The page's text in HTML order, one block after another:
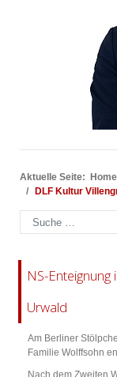
Aktuelle Seite: Home
DLF Kultur
Suchen
NS-
Urwald
Am Berliner
Familie Wolffsohn